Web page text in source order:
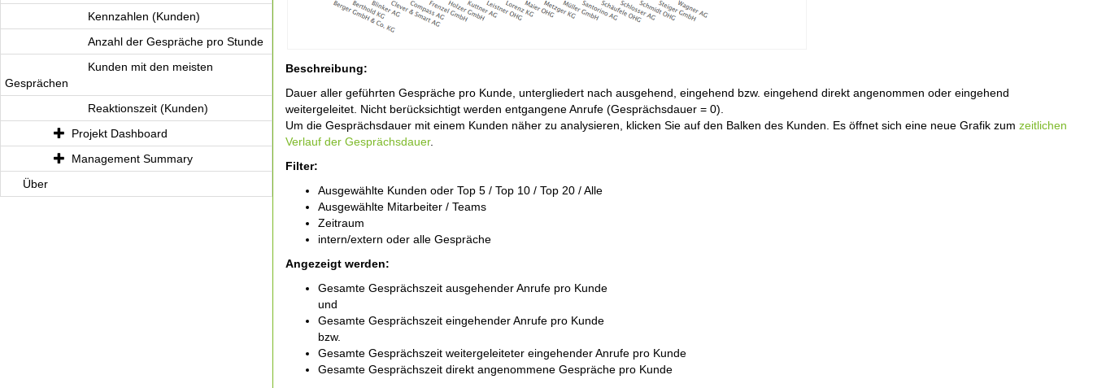
Kennzahlen (Kunden)
Anzahl der Gespräche pro Stunde
Kunden mit den meisten
Gesprächen
Reaktionszeit (Kunden)
Projekt Dashboard
Management Summary
Über
Beschreibung:
Dauer aller geführten Gespräche pro Kunde, untergliedert nach ausgehend, eingehend bzw. eingehend direkt angenommen oder eingehend
weitergeleitet. Nicht berücksichtigt werden entgangene Anrufe (Gesprächsdauer = 0).
Um die Gesprächsdauer mit einem Kunden näher zu analysieren, klicken Sie auf den Balken des Kunden. Es öffnet sich eine neue Grafik zum zeitlichen
Verlauf der Gesprächsdauer.
Filter:
Ausgewählte Kunden oder Top 5 / Top 10 / Top 20 / Alle
Ausgewählte Mitarbeiter / Teams
Zeitraum
intern/extern oder alle Gespräche
Angezeigt werden:
Gesamte Gesprächszeit ausgehender Anrufe pro Kunde
und
Gesamte Gesprächszeit eingehender Anrufe pro Kunde
bzw.
Gesamte Gesprächszeit weitergeleiteter eingehender Anrufe pro Kunde
Gesamte Gesprächszeit direkt angenommene Gespräche pro Kunde